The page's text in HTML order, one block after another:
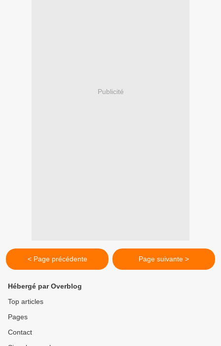
Publicité
< Page précédente Page suivante >
Hébergé par Overblog
Top articles
Pages
Contact